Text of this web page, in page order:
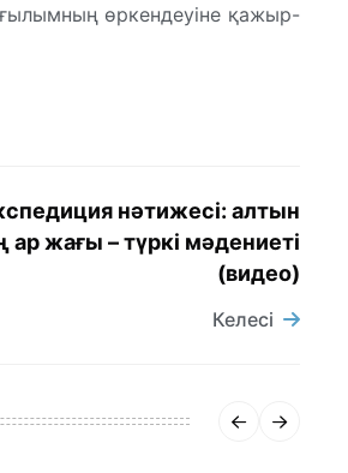
өркендеуіне қажыр-
нәтижесі: алтын
жағы – түркі мәдениеті
(видео)
Келесі